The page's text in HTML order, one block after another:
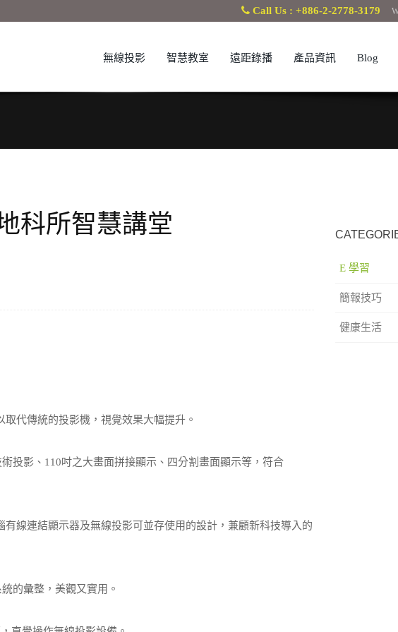
Call Us : +886-2-2778-3179
無線投影 智慧教室 遠距錄播 產品資訊 Blog
科所智慧講堂
代傳統的投影機，視覺效果大幅提升。
投影、110吋之大畫面拼接顯示、四分割畫面顯示等，符合
線連結顯示器及無線投影可並存使用的設計，兼顧新科技導入的
的彙整，美觀又實用。
E 學習
簡報技巧
健康生活